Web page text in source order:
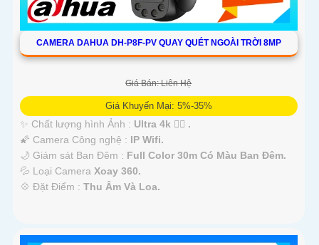
CAMERA DAHUA DH-P8F-PV QUAY QUÉT NGOÀI TRỜI 8MP
Giá Bán: Liên Hệ
Giá Khuyến Mại: 5%-35%
✨ Chất lượng hình Ảnh : Ultra 4k 👍🏾 .
🌠 Camera Công nghệ : IP Wifi.
🌙 Giám sát Ban Đêm : Full Color 30m Có Màu Ban Ðêm.
💦 Loại Camera Xoay 360.
️💠 Đặt Điểm : Thu Âm Và Loa.